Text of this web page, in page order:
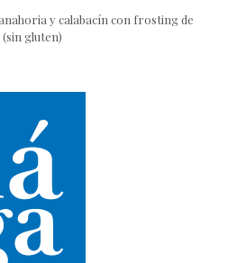
y calabacín con frosting de
gluten)